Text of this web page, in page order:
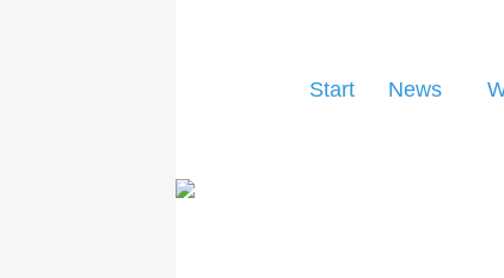
Start News